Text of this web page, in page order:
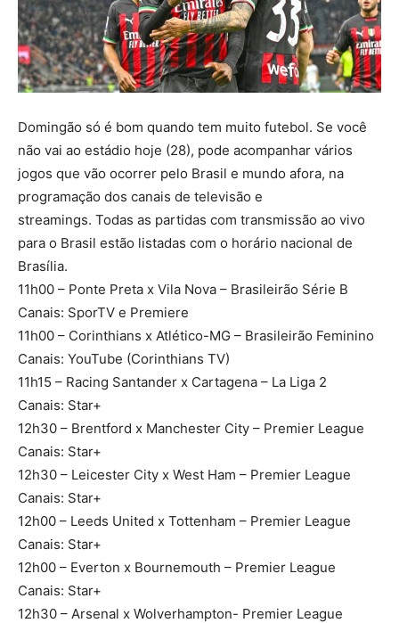
Domingão só é bom quando tem muito futebol. Se você
não vai ao estádio hoje (28), pode acompanhar vários
jogos que vão ocorrer pelo Brasil e mundo afora, na
programação dos canais de televisão e
streamings. Todas as partidas com transmissão ao vivo
para o Brasil estão listadas com o horário nacional de
Brasília.
11h00 – Ponte Preta x Vila Nova – Brasileirão Série B
Canais: SporTV e Premiere
11h00 – Corinthians x Atlético-MG – Brasileirão Feminino
Canais: YouTube (Corinthians TV)
11h15 – Racing Santander x Cartagena – La Liga 2
Canais: Star+
12h30 – Brentford x Manchester City – Premier League
Canais: Star+
12h30 – Leicester City x West Ham – Premier League
Canais: Star+
12h00 – Leeds United x Tottenham – Premier League
Canais: Star+
12h00 – Everton x Bournemouth – Premier League
Canais: Star+
12h30 – Arsenal x Wolverhampton- Premier League